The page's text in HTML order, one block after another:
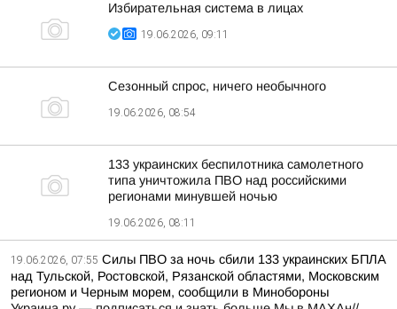
Избирательная система в лицах
19.06.2026, 09:11
Сезонный спрос, ничего необычного
19.06.2026, 08:54
133 украинских беспилотника самолетного
типа уничтожила ПВО над российскими
регионами минувшей ночью
19.06.2026, 08:11
19.06.2026, 07:55 Силы ПВО за ночь сбили 133 украинских БПЛА
над Тульской, Ростовской, Рязанской областями, Московским
регионом и Черным морем, сообщили в Минобороны